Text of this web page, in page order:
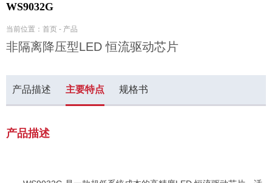
WS9032G
当前位置： 首页 - 产品
非隔离降压型LED 恒流驱动芯片
产品描述 主要特点 规格书
产品描述